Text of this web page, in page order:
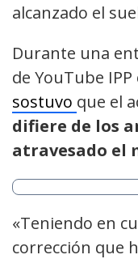
alcanzado el
Durante una
de YouTube
sostuvo que el
difiere de los
atravesado el
«Teniendo en
corrección que